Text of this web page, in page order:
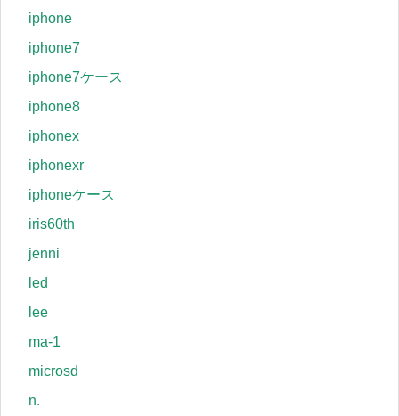
iphone
iphone7
iphone7ケース
iphone8
iphonex
iphonexr
iphoneケース
iris60th
jenni
led
lee
ma-1
microsd
n.